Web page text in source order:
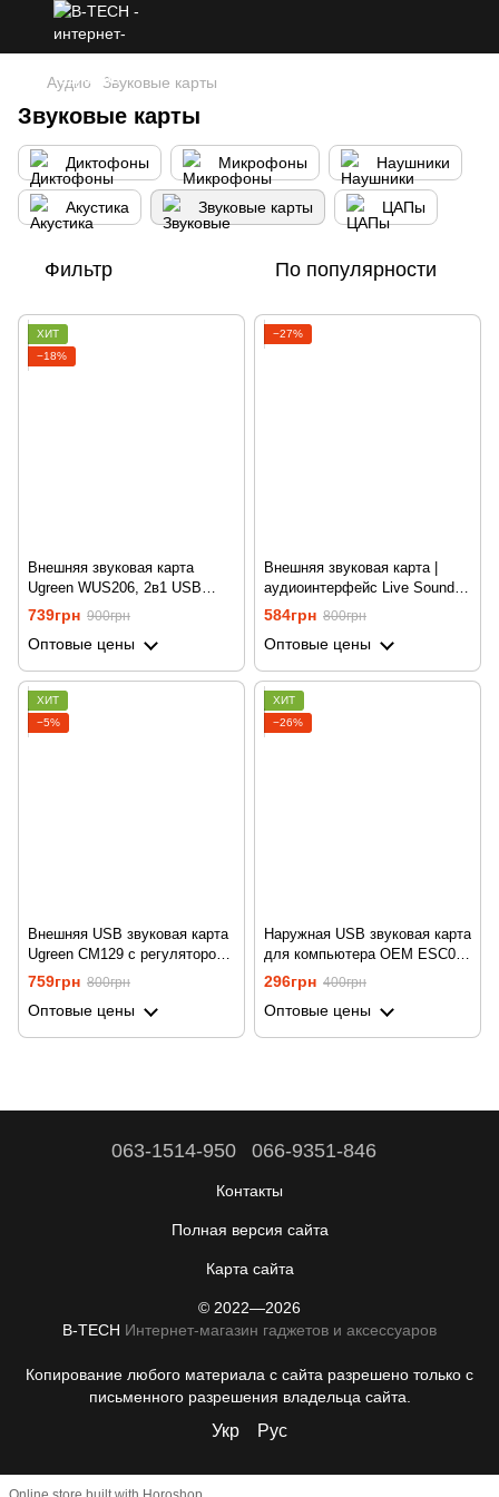
Аудио Звуковые карты
Звуковые карты
Диктофоны Микрофоны Наушники
Акустика Звуковые карты ЦАПы
Фильтр По популярности
ХИТ
−18%
Внешняя звуковая карта
Ugreen WUS206, 2в1 USB
Audio Adapter,TRRS, USB 2.0,
White
739грн 900грн
Оптовые цены
−27%
Внешняя звуковая карта |
аудиоинтерфейс Live Sound
Card V8, USB-гарнитура для
микрофона, c Bluetooth и
встроенными пресетами
584грн 800грн
Оптовые цены
ХИТ
−5%
Внешняя USB звуковая карта
Ugreen CM129 с регулятором
громкости, 3в1
759грн 800грн
Оптовые цены
ХИТ
−26%
Наружная USB звуковая карта
для компьютера OEM ESC01,
аудиоадаптер с разъемом 3,5
мм для наушников и
микрофонов
296грн 400грн
Оптовые цены
063-1514-950 066-9351-846
Контакты
Полная версия сайта
Карта сайта
© 2022—2026
B-TECH Интернет-магазин гаджетов и аксессуаров
Копирование любого материала с сайта разрешено только с
письменного разрешения владельца сайта.
Укр Рус